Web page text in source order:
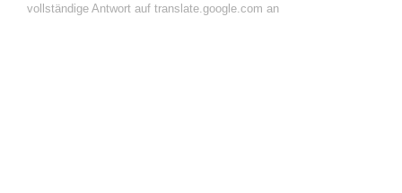
vollständige Antwort auf translate.google.com an